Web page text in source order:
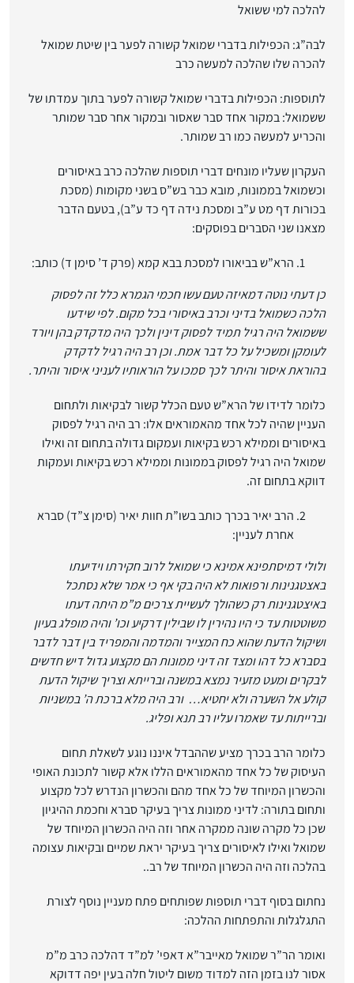
להלכה למי ששואל
לבה”ג: הכפילות בדברי שמואל קשורה לפער בין שיטת שמואל
להכרה שלו שהלכה למעשה כרב
לתוספות: הכפילות בדברי שמואל קשורה לפער בתוך עמדתו של
ששמואל: במקור אחד סבר שאסור ובמקור אחר סבר שמותר
והכריע למעשה כמו רב שמותר.
העקרון שעליו מונחים דברי תוספות שהלכה כרב באיסורים
וכשמואל בממונות, מובא כבר בש”ס בשני מקומות (מסכת
בכורות דף מט ע”ב ומסכת נידה דף כד ע”ב), בטעם הדבר
מצאנו שני הסברים בפוסקים:
הרא”ש בביאורו למסכת בבא קמא (פרק ד’ סימן ד) כותב:
כן דעתי נוטה דמאיזה טעם עשו חכמי הגמרא כלל זה לפסוק
הלכה כשמואל בדיני וכרב באיסורי בכל מקום. לפי שידעו
ששמואל היה רגיל תמיד לפסוק דינין ולכך היה מדקדק בהן ויורד
לעומקן ומשכיל על כל דבר אמת. וכן רב היה רגיל לדקדק
בהוראת איסור והיתר לכך סמכו על הוראותיו לעניני איסור והיתר.
כלומר לדידו של הרא”ש טעם הכלל קשור לבקיאות ולתחום
העניין שהיה לכל אחד מהאמוראים אלו: רב היה רגיל לפסוק
באיסורים וממילא רכש בקיאות ועמקום גדולה בתחום זה ואילו
שמואל היה רגיל לפסוק בממונות וממילא רכש בקיאות ועמקות
דווקא בתחום זה.
הרב יאיר בכרך כותב בשו”ת חוות יאיר (סימן צ”ד) סברא
אחרת לעניין:
ולולי דמיסתפינא אמינא כי שמואל לרוב חקירתו וידיעתו
באצטגנינות ורפואות לא היה בקי אף כי אמר שלא נסתכל
באיצטגנינות רק כשהולך לעשיית צרכים מ”מ היתה דעתו
משוטטות עד כי היו נהירין לו שבילין דרקיע וכו’ והיה מופלג בעיון
ושיקול הדעת שהוא כח המצייר והמדמה והמפריד בין דבר לדבר
בסברא כל דהו ומצד זה דיני ממונות הם מקצוע גדול דיש חדשים
לבקרים ומעט מזעיר נמצא במשנה וברייתא וצריך שיקול הדעת
קולע אל השערה ולא יחטיא… ורב היה מלא ברכת ה’ במשניות
וברייתות עד שאמרו עליו רב תנא ופליג.
כלומר הרב בכרך מציע שההבדל איננו נוגע לשאלת תחום
העיסוק של כל אחד מהאמוראים הללו אלא קשור לתכונת האופי
והכשרון המיוחד של כל אחד מהם והכשרון הנדרש לכל מקצוע
ותחום בתורה: לדיני ממונות צריך בעיקר סברא וחכמת ההיגיון
שכן כל מקרה שונה ממקרה אחר וזה היה הכשרון המיוחד של
שמואל ואילו לאיסורים צריך בעיקר יראת שמיים ובקיאות עצומה
בהלכה וזה היה הכשרון המיוחד של רב..
נחתום בסוף דברי תוספות שפותחים פתח מעניין נוסף לצורת
התגלגלות והתפתחות ההלכה:
ואומר הר”ר שמואל מאייבר”א דאפי’ למ”ד דהלכה כרב מ”מ
אסור לנו בזמן הזה למדוד משום ליטול חלה בעין יפה דדוקא